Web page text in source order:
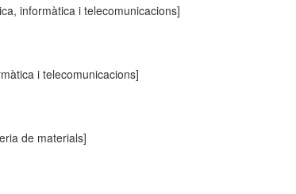
informàtica i telecomunicacions]
i telecomunicacions]
de materials]